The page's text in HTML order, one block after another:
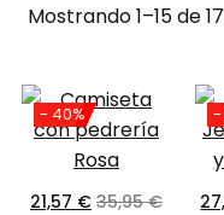
Mostrando 1–15 de
- 40%
21,57 € 35,95€
-